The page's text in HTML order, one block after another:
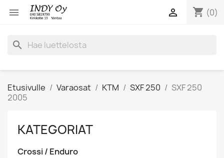
 shopping_cart (0)

search
Etusivulle Varaosat KTM SXF 250
SXF 250
2005
KATEGORIAT
Crossi / Enduro